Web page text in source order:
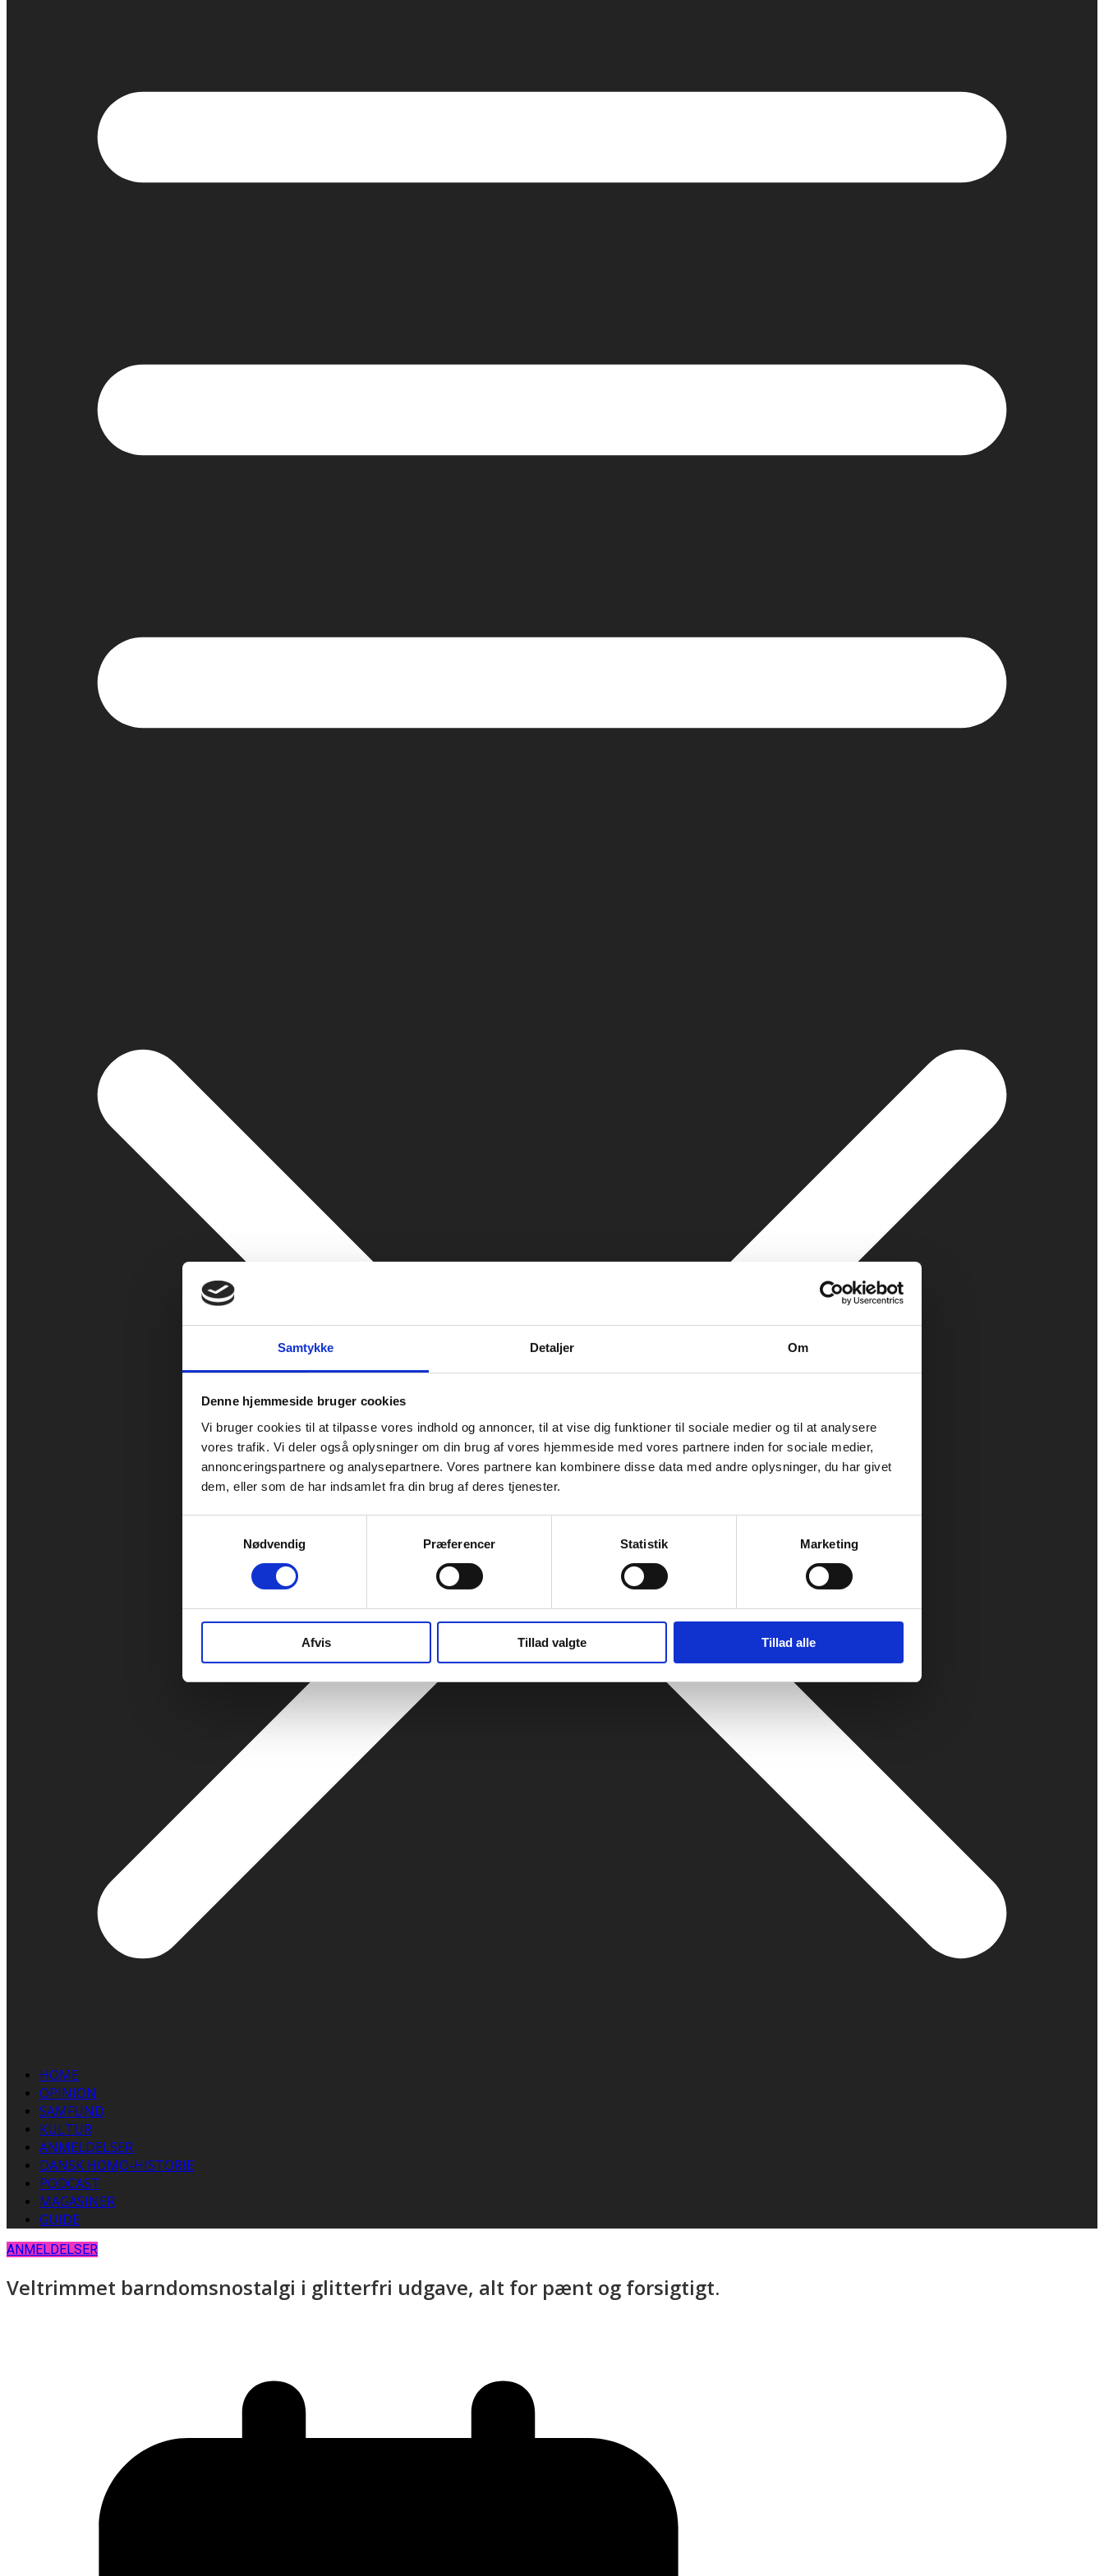
Samtykke Detaljer Om
Denne hjemmeside bruger cookies
Vi bruger cookies til at tilpasse vores indhold og annoncer, til at vise dig funktioner til sociale medier og til at analysere
vores trafik. Vi deler også oplysninger om din brug af vores hjemmeside med vores partnere inden for sociale medier,
annonceringspartnere og analysepartnere. Vores partnere kan kombinere disse data med andre oplysninger, du har givet
dem, eller som de har indsamlet fra din brug af deres tjenester.
Nødvendig
Præferencer Statistik Marketing
Afvis Tillad valgte Tillad alle
HOME
OPINION
SAMFUND
KULTUR
ANMELDELSER
DANSK HOMO-HISTORIE
PODCAST
MAGASINER
GUIDE
ANMELDELSER
Veltrimmet barndomsnostalgi i glitterfri udgave, alt for pænt og forsigtigt.